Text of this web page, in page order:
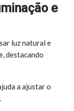
e
luz natural e
destacando
a ajustar o